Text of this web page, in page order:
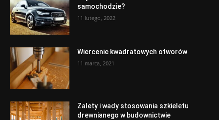
samochodzie?
11 lutego, 2022
Wiercenie kwadratowych otworów
11 marca, 2021
Zalety i wady stosowania szkieletu
drewnianego w budownictwie